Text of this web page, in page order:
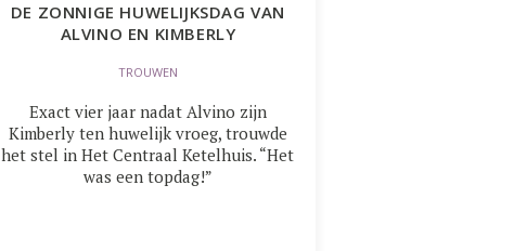
DE ZONNIGE HUWELIJKSDAG VAN
ALVINO EN KIMBERLY
TROUWEN
Exact vier jaar nadat Alvino zijn
Kimberly ten huwelijk vroeg, trouwde
het stel in Het Centraal Ketelhuis. “Het
was een topdag!”